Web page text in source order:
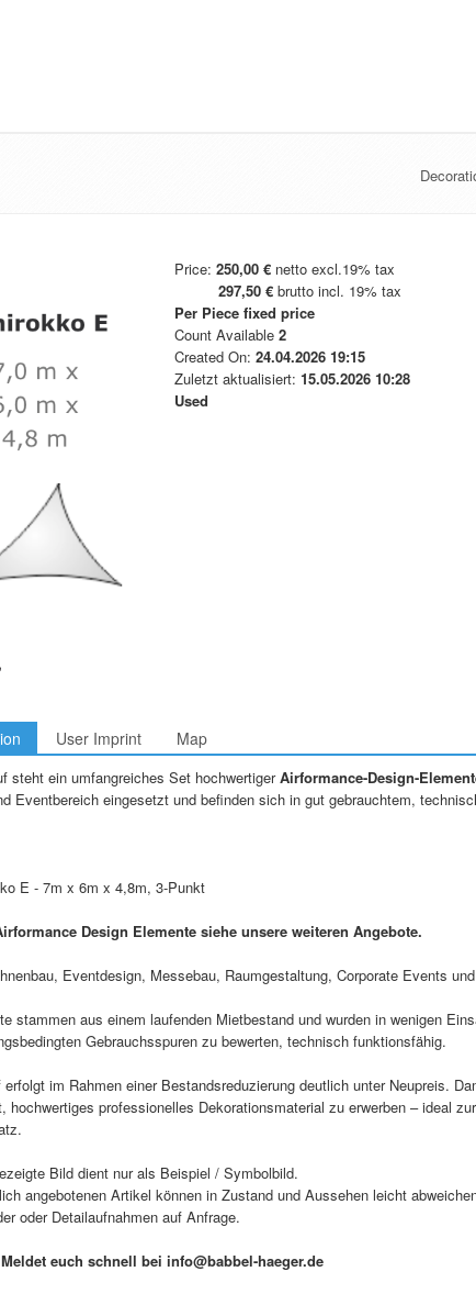
Price:250,00 € netto excl.19% tax
297,50 € brutto incl. 19% tax
Per Piece fixed price
Count Available2
Created On:24.04.2026 19:15
Zuletzt aktualisiert:15.05.2026 10:28
Used
User Imprint Map
steht ein umfangreiches Set hochwertigerAirformance-Design-
Eventbereich eingesetzt und befinden sich in gut gebrauchtem,
E - 7m x 6m x 4,8m, 3-Punkt
Design Elemente siehe unsere weiteren Angebote.
Eventdesign, Messebau, Raumgestaltung, Corporate Events
stammen aus einem laufenden Mietbestand und wurden in wenigen
Gebrauchsspuren zu bewerten, technisch funktionsfähig.
erfolgt im Rahmen einer Bestandsreduzierung deutlich unter Neupreis.
hochwertiges professionelles Dekorationsmaterial zu erwerben – ideal
Bild dient nur als Beispiel / Symbolbild.
angebotenen Artikel können in Zustand und Aussehen leicht
oder Detailaufnahmen auf Anfrage.
euch schnell bei info@babbel-haeger.de